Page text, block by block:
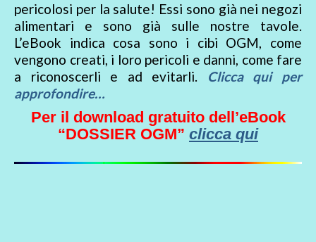
pericolosi per la salute! Essi sono già nei negozi
alimentari e sono già sulle nostre tavole.
L’eBook indica cosa sono i cibi OGM, come
vengono creati, i loro pericoli e danni, come fare
a riconoscerli e ad evitarli. Clicca qui per
approfondire…
Per il download gratuito dell’eBook
“DOSSIER OGM” clicca qui